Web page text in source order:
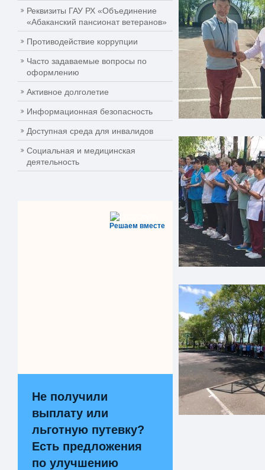
Реквизиты ГАУ РХ «Объединение
«Абаканский пансионат ветеранов»
Противодействие коррупции
Часто задаваемые вопросы по
оформлению
Активное долголетие
Информационная безопасность
Доступная среда для инвалидов
Социальная и медицинская
деятельность
Решаем вместе
Не получили
выплату или
льготную путевку?
Есть предложения
по улучшению